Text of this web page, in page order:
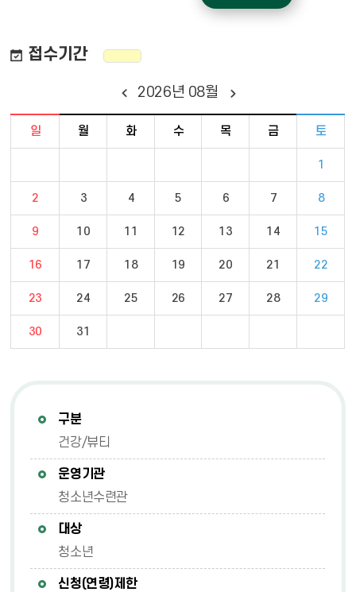
접수기간
2026년 08월
일 월 화 수 목 금 토
1
2 3 4 5 6 7 8
9 10 11 12 13 14 15
16 17 18 19 20 21 22
23 24 25 26 27 28 29
30 31
구분
건강/뷰티
운영기관
청소년수련관
대상
청소년
신청(연령)제한